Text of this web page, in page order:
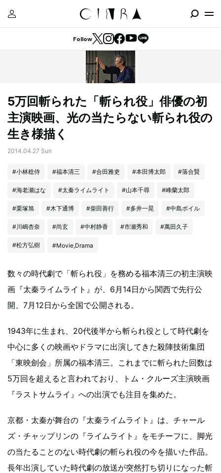
Follow
5万回斬られた「斬られ役」俳優の初
主演映画、光の当たらない斬られ役の
生き様描く
2014.04.27 Sun
#小林稔侍 #福本清三 #合田雅吏 #本田博太郎 #落合賢
#海老瀬はな #太秦ライムライト #山本千尋 #峰蘭太郎
#栗塚旭 #木下通博 #柴田善行 #多井一晃 #中島ボイル
#川嶋杏奈 #尚玄 #中村静香 #市瀬秀和 #萬田久子
#松方弘樹 #Movie,Drama
数々の時代劇で「斬られ役」を務める福本清三の初主演映
画『太秦ライムライト』が、6月14日から関西で先行公
開、7月12日から全国で公開される。
1943年に生まれ、20代後半から斬られ役として時代劇を
中心に多くの映画やドラマに出演してきた殺陣技術集団
「東映劍会」所属の福本清三。これまでに斬られた回数は
5万回を超えると言われており、トム・クルーズ主演映画
『ラストサムライ』への出演でも注目を集めた。
京都・太秦が舞台の『太秦ライムライト』は、チャール
ズ・チャップリンの『ライムライト』をモチーフに、脚光
の当たることのない時代劇の斬られ役の今を描いた作品。
長年出演していた時代劇の放送が突然打ち切りになった斬